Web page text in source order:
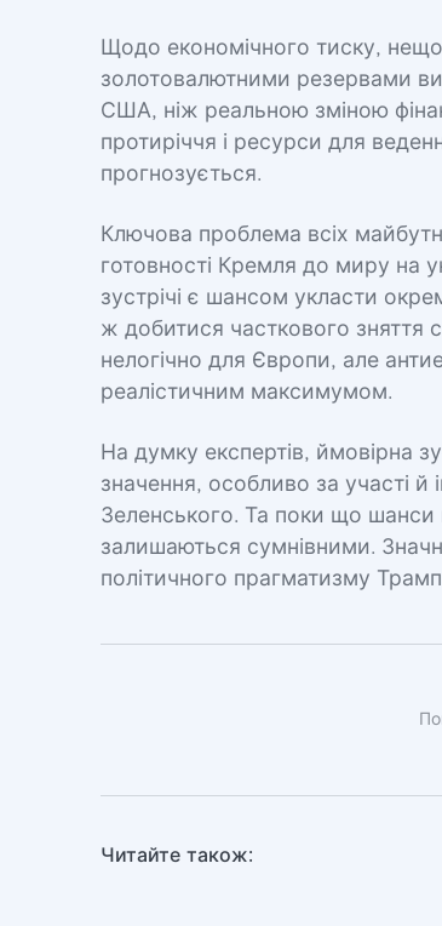
Щодо економічного тиску,
золотовалютними резервами
США, ніж реальною зміною
протиріччя і ресурси для
прогнозується.
Ключова проблема всіх
готовності Кремля до миру на
зустрічі є шансом укласти
ж добитися часткового зняття
нелогічно для Європи, але
реалістичним максимумом.
На думку експертів, ймовірна
значення, особливо за участі й
Зеленського. Та поки що
залишаються сумнівними.
політичного прагматизму
Читайте також: